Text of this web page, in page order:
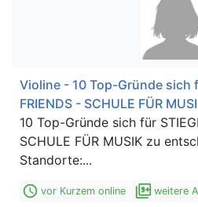
Violine - 10 Top-Gründe sich
FRIENDS - SCHULE FÜR
10 Top-Gründe sich für
SCHULE FÜR MUSIK zu
Standorte:...
access_time vor Kurzem online filter_9_plus weitere